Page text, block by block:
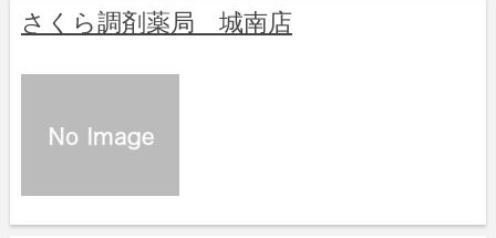
さくら調剤薬局 城南店